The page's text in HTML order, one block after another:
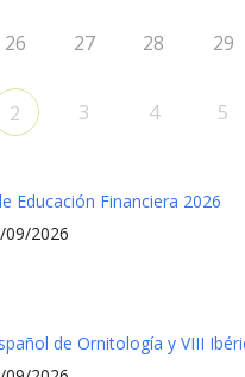
26 27 28 29
2 3 4 5
Educación Financiera 2026
09/2026
de Ornitología y VIII